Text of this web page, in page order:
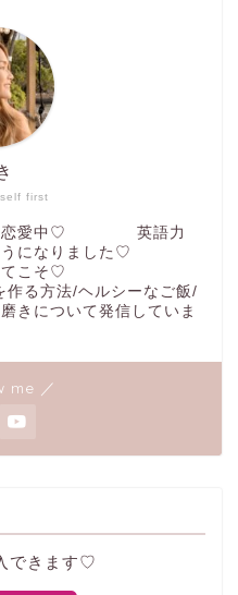
first
距離恋愛中♡ 英語力
になりました♡
てこそ♡
作る方法/ヘルシーなご飯/
きについて発信していま
me ／
できます♡